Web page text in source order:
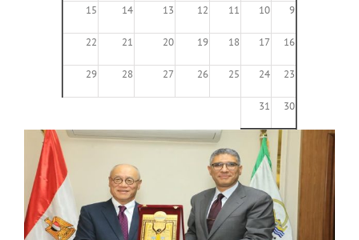
9
10
11
12
13
14
15
16
17
18
19
20
21
22
23
24
25
26
27
28
29
30
31